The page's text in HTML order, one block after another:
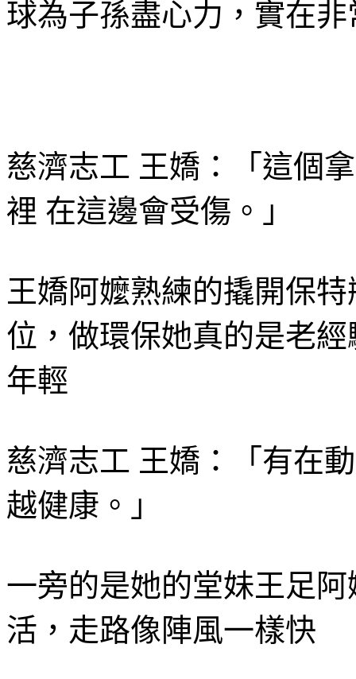
球為子孫盡心力，實在
慈濟志工 王嬌：「這個
裡 在這邊會受傷。」
王嬌阿嬤熟練的撬開保
位，做環保她真的是老
年輕
慈濟志工 王嬌：「有在
越健康。」
一旁的是她的堂妹王足
活，走路像陣風一樣快